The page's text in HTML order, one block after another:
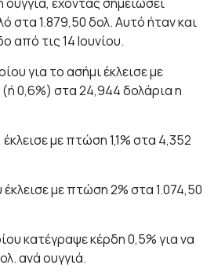
στα 1.879,50 δολ. Αυτό ήταν και
από τις 14 Ιουνίου.
για το ασήμι έκλεισε με
0,6%) στα 24,944 δολάρια η
με πτώση 1,1% στα 4,352
με πτώση 2% στα 1.074,50
κατέγραψε κέρδη 0,5% για να
ανά ουγγιά.